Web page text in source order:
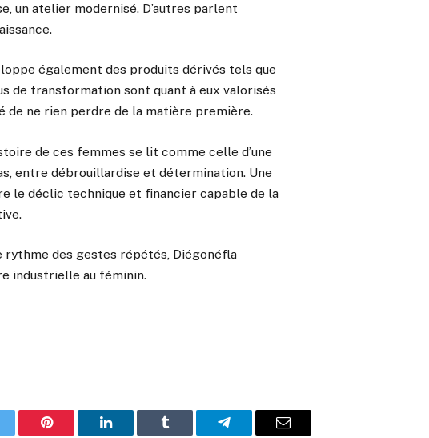
un atelier modernisé. D’autres parlent
également des produits dérivés tels que
de transformation sont quant à eux valorisés
de ne rien perdre de la matière première.
de ces femmes se lit comme celle d’une
entre débrouillardise et détermination. Une
le déclic technique et financier capable de la
rythme des gestes répétés, Diégonéfla
industrielle au féminin.
Pinterest LinkedIn Tumblr Telegram Email